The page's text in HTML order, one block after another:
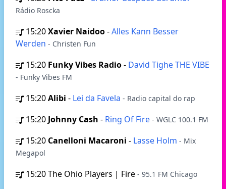
Rádio Roscka
15:20Xavier Naidoo-Alles Kann Besser
Werden - Christen Fun
15:20 Funky Vibes Radio- David Tighe THE VIBE
- Funky Vibes FM
15:20Alibi - Lei da Favela - Radio capital do rap
15:20 Johnny Cash - Ring Of Fire - WGLC 100.1 FM
15:20 Canelloni Macaroni - Lasse Holm - Mix
Megapol
15:20The Ohio Players | Fire - 95.1 FM Chicago